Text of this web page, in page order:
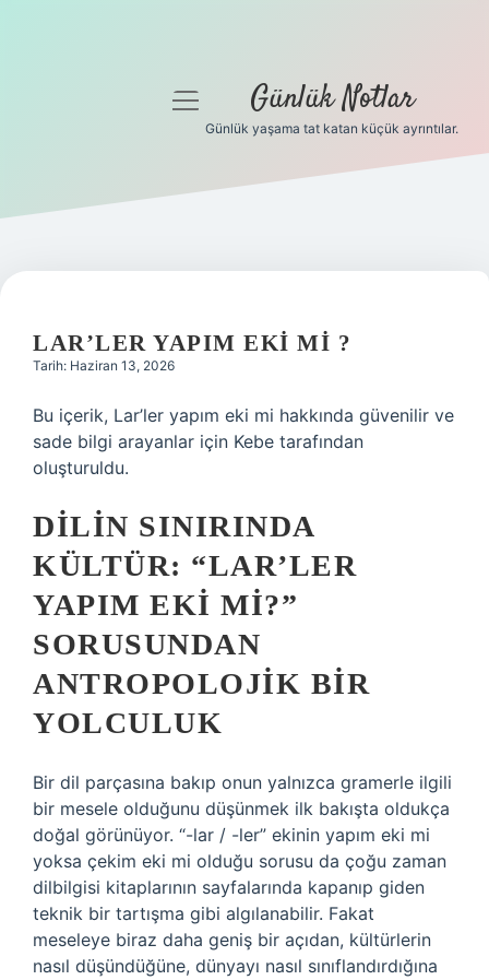
Gizlilik Politikası
Yasal Uyarı
menüyü
Günlük Notlar
Günlük yaşama tat katan küçük ayrıntılar.
LAR’LER YAPIM EKI MI ?
Tarih: Haziran 13, 2026
Bu içerik, Lar’ler yapım eki mi hakkında güvenilir ve
sade bilgi arayanlar için Kebe tarafından
oluşturuldu.
DILIN SINIRINDA
KÜLTÜR: “LAR’LER
YAPIM EKI MI?”
SORUSUNDAN
ANTROPOLOJIK BIR
YOLCULUK
Bir dil parçasına bakıp onun yalnızca gramerle ilgili
bir mesele olduğunu düşünmek ilk bakışta oldukça
doğal görünüyor. “-lar / -ler” ekinin yapım eki mi
yoksa çekim eki mi olduğu sorusu da çoğu zaman
dilbilgisi kitaplarının sayfalarında kapanıp giden
teknik bir tartışma gibi algılanabilir. Fakat
meseleye biraz daha geniş bir açıdan, kültürlerin
nasıl düşündüğüne, dünyayı nasıl sınıflandırdığına